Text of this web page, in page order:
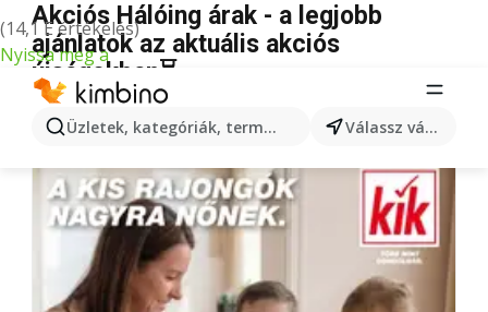
(14,1 E értékelés)
Nyissa meg a
Üzletek, kategóriák, termékek keresése... Válassz várost
Akciós Hálóing árak - a legjobb
ajánlatok az aktuális akciós
újságokban⏳
Nincs találat erre a kifejezésre.
További újságok